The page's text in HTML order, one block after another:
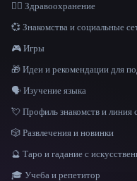
👩‍⚕️ Здравоохранение
💞 Знакомства и социальные
🎮 Игры
🎁 Идеи и рекомендации для
🗣️ Изучение языка
💘 Профиль знакомств и линия
🎲 Развлечения и новинки
🔮 Таро и гадание с
🎓 Учеба и репетитор